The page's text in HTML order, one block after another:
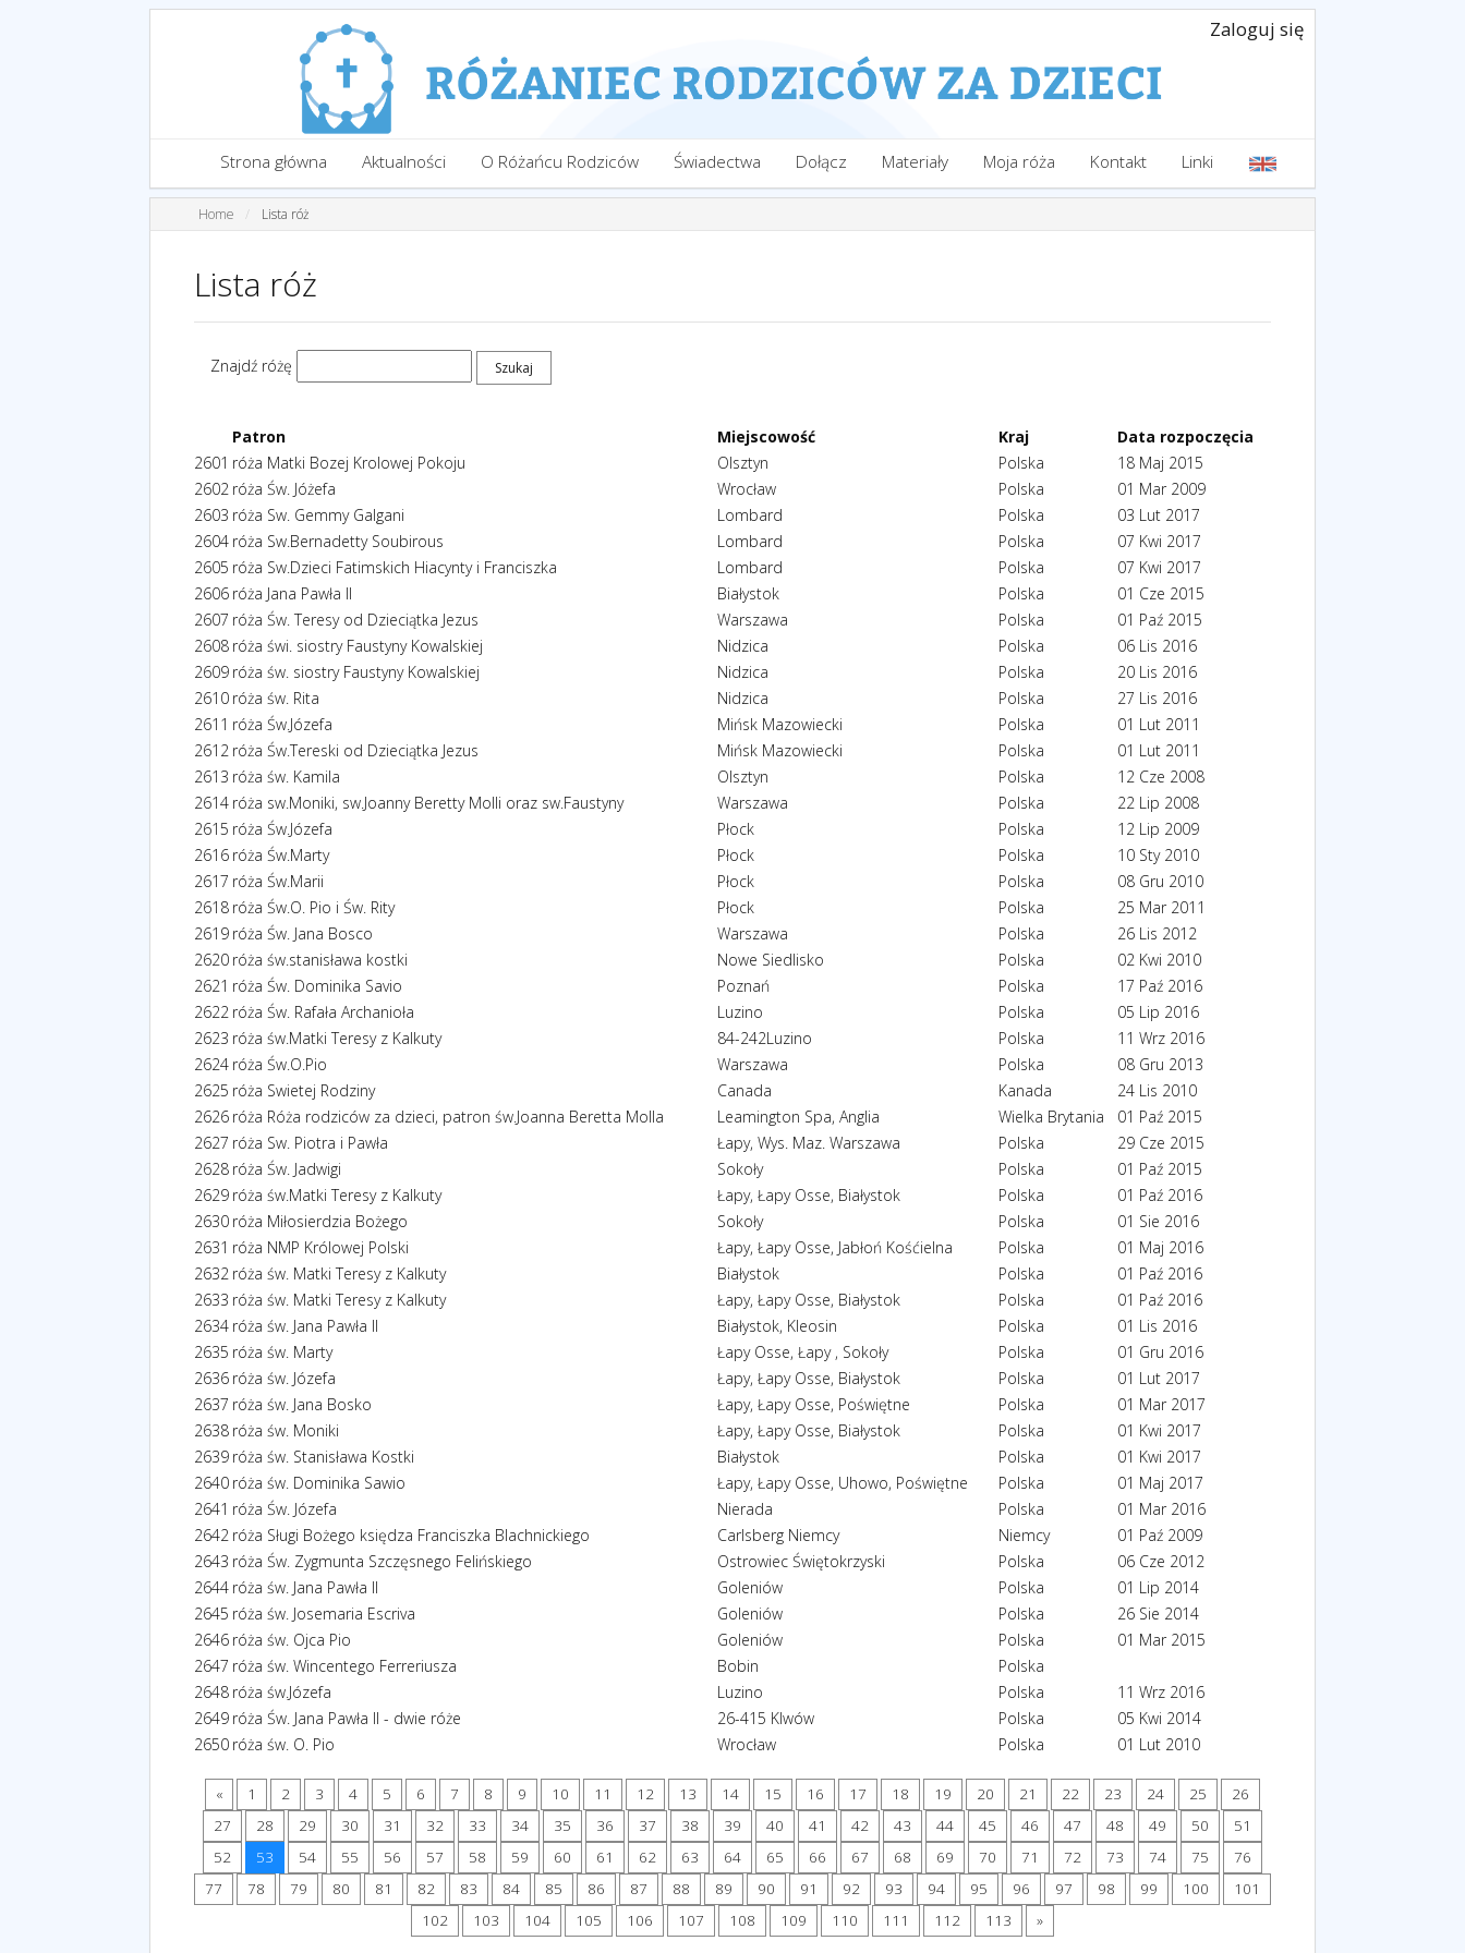
Zaloguj się
Strona główna Aktualności O Różańcu Rodziców Świadectwa Dołącz Materiały Moja róża Kontakt Linki
Home Lista róż
Lista róż
Znajdź różę
Patron Miejscowość Kraj
Data rozpoczęcia
2601 róża Matki Bozej Krolowej Pokoju Olsztyn Polska
18 Maj 2015
2602 róża Św. Jóżefa Wrocław Polska
01 Mar 2009
2603 róża Sw. Gemmy Galgani Lombard Polska
03 Lut 2017
2604 róża Sw.Bernadetty Soubirous Lombard Polska
07 Kwi 2017
2605 róża Sw.Dzieci Fatimskich Hiacynty i Franciszka Lombard Polska
07 Kwi 2017
2606 róża Jana Pawła II Białystok Polska
01 Cze 2015
2607 róża Św. Teresy od Dzieciątka Jezus Warszawa Polska
01 Paź 2015
2608 róża świ. siostry Faustyny Kowalskiej Nidzica Polska
06 Lis 2016
2609 róża św. siostry Faustyny Kowalskiej Nidzica Polska
20 Lis 2016
2610 róża św. Rita Nidzica Polska
27 Lis 2016
2611 róża Św.Józefa Mińsk Mazowiecki Polska
01 Lut 2011
2612 róża Św.Tereski od Dzieciątka Jezus Mińsk Mazowiecki Polska
01 Lut 2011
2613 róża św. Kamila Olsztyn Polska
12 Cze 2008
2614 róża sw.Moniki, sw.Joanny Beretty Molli oraz sw.Faustyny Warszawa Polska
22 Lip 2008
2615 róża Św.Józefa Płock Polska
12 Lip 2009
2616 róża Św.Marty Płock Polska
10 Sty 2010
2617 róża Św.Marii Płock Polska
08 Gru 2010
2618 róża Św.O. Pio i Św. Rity Płock Polska
25 Mar 2011
2619 róża Św. Jana Bosco Warszawa Polska
26 Lis 2012
2620 róża św.stanisława kostki Nowe Siedlisko Polska
02 Kwi 2010
2621 róża Św. Dominika Savio Poznań Polska
17 Paź 2016
2622 róża Św. Rafała Archanioła Luzino Polska
05 Lip 2016
2623 róża św.Matki Teresy z Kalkuty 84-242Luzino Polska
11 Wrz 2016
2624 róża Św.O.Pio Warszawa Polska
08 Gru 2013
2625 róża Swietej Rodziny Canada Kanada
24 Lis 2010
2626 róża Róża rodziców za dzieci, patron św.Joanna Beretta Molla Leamington Spa, Anglia Wielka Brytania
01 Paź 2015
2627 róża Sw. Piotra i Pawła Łapy, Wys. Maz. Warszawa Polska
29 Cze 2015
2628 róża Św. Jadwigi Sokoły Polska
01 Paź 2015
2629 róża św.Matki Teresy z Kalkuty Łapy, Łapy Osse, Białystok Polska
01 Paź 2016
2630 róża Miłosierdzia Bożego Sokoły Polska
01 Sie 2016
2631 róża NMP Królowej Polski Łapy, Łapy Osse, Jabłoń Kośćielna Polska
01 Maj 2016
2632 róża św. Matki Teresy z Kalkuty Białystok Polska
01 Paź 2016
2633 róża św. Matki Teresy z Kalkuty Łapy, Łapy Osse, Białystok Polska
01 Paź 2016
2634 róża św. Jana Pawła II Białystok, Kleosin Polska
01 Lis 2016
2635 róża św. Marty Łapy Osse, Łapy , Sokoły Polska
01 Gru 2016
2636 róża św. Józefa Łapy, Łapy Osse, Białystok Polska
01 Lut 2017
2637 róża św. Jana Bosko Łapy, Łapy Osse, Poświętne Polska
01 Mar 2017
2638 róża św. Moniki Łapy, Łapy Osse, Białystok Polska
01 Kwi 2017
2639 róża św. Stanisława Kostki Białystok Polska
01 Kwi 2017
2640 róża św. Dominika Sawio Łapy, Łapy Osse, Uhowo, Poświętne Polska
01 Maj 2017
2641 róża Św. Józefa Nierada Polska
01 Mar 2016
2642 róża Sługi Bożego księdza Franciszka Blachnickiego Carlsberg Niemcy Niemcy
01 Paź 2009
2643 róża Św. Zygmunta Szczęsnego Felińskiego Ostrowiec Świętokrzyski Polska
06 Cze 2012
2644 róża św. Jana Pawła II Goleniów Polska
01 Lip 2014
2645 róża św. Josemaria Escriva Goleniów Polska
26 Sie 2014
2646 róża św. Ojca Pio Goleniów Polska
01 Mar 2015
2647 róża św. Wincentego Ferreriusza Bobin
Polska
2648 róża św.Józefa Luzino Polska
11 Wrz 2016
2649 róża Św. Jana Pawła II - dwie róże 26-415 Klwów Polska
05 Kwi 2014
2650 róża św. O. Pio Wrocław Polska 01 Lut 2010
« 1 2 3 4 5 6 7 8 9 10 11 12 13 14 15 16 17 18 19 20 21 22 23 24 25
26
27
28 29 30 31 32 33 34 35 36 37 38 39 40 41 42 43 44 45 46 47 48 49 50
51
52
53 54 55 56 57 58 59 60 61 62 63 64 65 66 67 68 69 70 71 72 73 74 75
76
77
78 79 80 81 82 83 84 85 86 87 88 89 90 91 92 93 94 95 96 97 98 99 100
101
102
103 104 105 106 107 108 109 110 111 112 113 »